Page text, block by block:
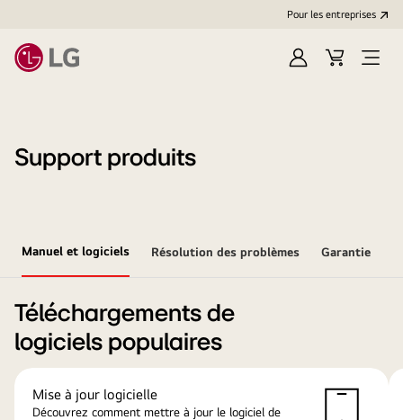
Pour les entreprises
Se
Panier
Support produits
Manuel et logiciels Résolution des problèmes Garantie
Téléchargements de
logiciels populaires
Mise à jour logicielle
Découvrez comment mettre à jour le logiciel de